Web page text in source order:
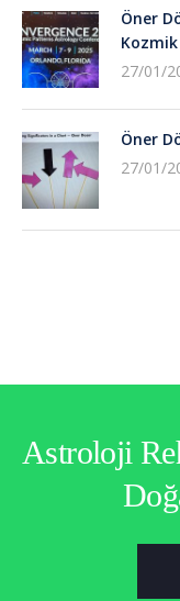
Öner
27/01/
Öner
27/01/
Astroloji